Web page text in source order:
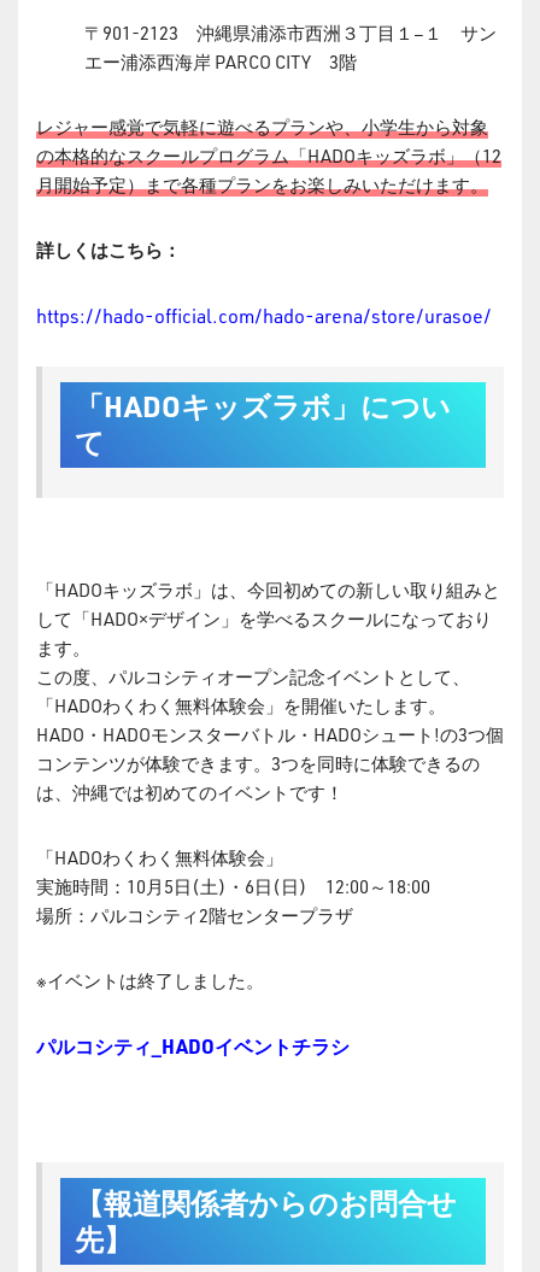
〒901-2123 沖縄県浦添市西洲３丁目１−１ サン
エー浦添西海岸 PARCO CITY 3階
レジャー感覚で気軽に遊べるプランや、小学生から対象
の本格的なスクールプログラム「HADOキッズラボ」（12
月開始予定）まで各種プランをお楽しみいただけます。
詳しくはこちら：
https://hado-official.com/hado-arena/store/urasoe/
「HADOキッズラボ」につい
て
「HADOキッズラボ」は、今回初めての新しい取り組みと
して「HADO×デザイン」を学べるスクールになっており
ます。
この度、パルコシティオープン記念イベントとして、
「HADOわくわく無料体験会」を開催いたします。
HADO・HADOモンスターバトル・HADOシュート!の3つ個
コンテンツが体験できます。3つを同時に体験できるの
は、沖縄では初めてのイベントです！
「HADOわくわく無料体験会」
実施時間：10月5日(土)・6日(日) 12:00～18:00
場所：パルコシティ2階センタープラザ
※イベントは終了しました。
パルコシティ_HADOイベントチラシ
【報道関係者からのお問合せ
先】